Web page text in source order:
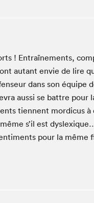
La Maison des
Le Salon dans ta
Liseur Public
Matinées scolaires
Narra
Vitrine du Festival
! Entraîne­ments,
autant envie de lire
dans son équipe
aus­si se bat­tre pour
tien­nent mordi­cus à
s’il est
pour la